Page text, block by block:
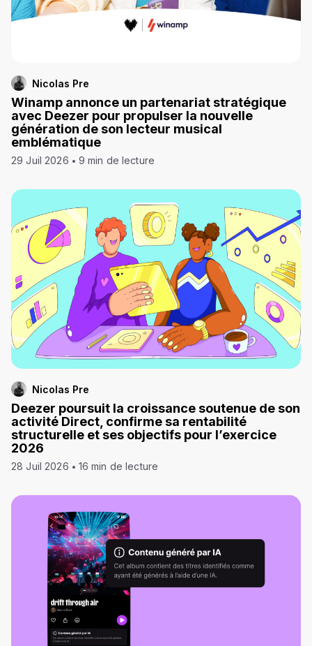
Nicolas Pre
Winamp annonce un partenariat stratégique
avec Deezer pour propulser la nouvelle
génération de son lecteur musical
emblématique
29 Juil 2026 9 min de lecture
Nicolas Pre
Deezer poursuit la croissance soutenue de son
activité Direct, confirme sa rentabilité
structurelle et ses objectifs pour l’exercice
2026
28 Juil 2026 16 min de lecture